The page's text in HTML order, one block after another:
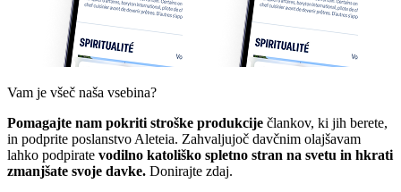
Vam je všeč naša vsebina?
Pomagajte nam pokriti stroške produkcije člankov, ki jih berete,
in podprite poslanstvo Aleteia. Zahvaljujoč davčnim olajšavam
lahko podpirate vodilno katoliško spletno stran na svetu in hkrati
zmanjšate svoje davke. Donirajte zdaj.